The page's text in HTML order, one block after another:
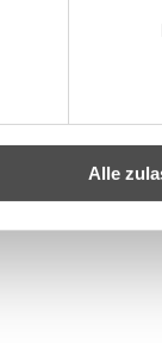
Alle
/ kg)